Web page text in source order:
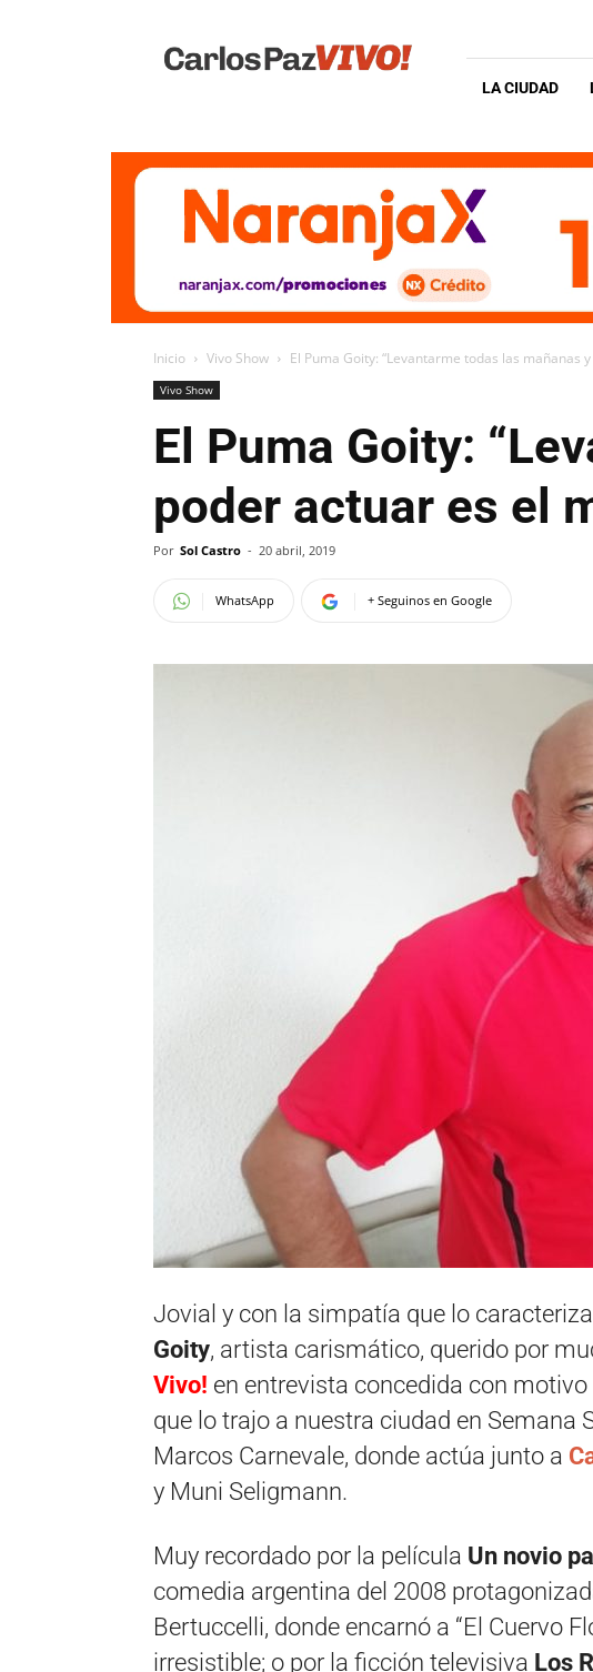
Vivo
LA CIUDAD
Inicio Vivo Show El Puma Goity: “Levantarme todas las mañanas
Vivo Show
El Puma Goity:
poder actuar es el
Por Sol Castro - 20 abril, 2019
WhatsApp + Seguinos en Google
Jovial y con la simpatía que lo
Goity, artista carismático, querido por
Vivo! en entrevista concedida con
que lo trajo a nuestra ciudad en Semana
Marcos Carnevale, donde actúa junto a
y Muni Seligmann.
Muy recordado por la película Un novio
comedia argentina del 2008
Bertuccelli, donde encarnó a “El Cuervo
irresistible; o por la ficción televisiva Los